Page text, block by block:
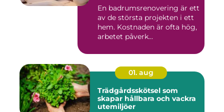
En badrumsrenovering är ett
av de största projekten i ett
hem. Kostnaden är ofta hög,
arbetet påverk...
01. aug
Trädgårdsskötsel som
skapar hållbara och vackra
utemiljöer